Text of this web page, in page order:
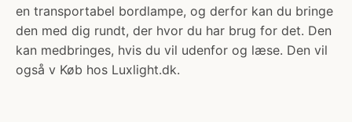
en transportabel bordlampe, og derfor kan du bringe
den med dig rundt, der hvor du har brug for det. Den
kan medbringes, hvis du vil udenfor og læse. Den vil
også v Køb hos Luxlight.dk.